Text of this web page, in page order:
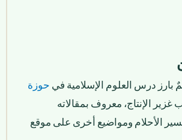
بارز درس العلوم الإسلامية في حوزة
غزير الإنتاج، معروف بمقالاته
الأحلام ومواضيع أخرى على موقع